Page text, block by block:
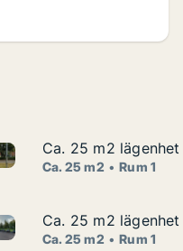
i Värnamo,
m2 lägenhet att hyra i
Ca. 25 m2
Ca. 25 m2
Ca. 25 m2 Rum 1
i Värnamo,
m2 lägenhet att hyra i
Ca. 25 m2
Ca. 25 m2
Ca. 25 m2 Rum 1